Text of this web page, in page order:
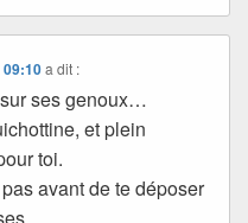
09:10 a dit :
ses genoux…
et plein
toi.
avant de te déposer